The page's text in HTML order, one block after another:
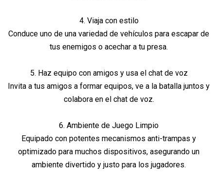
4. Viaja con estilo
Conduce uno de una variedad de vehículos para escapar de
tus enemigos o acechar a tu presa.
5. Haz equipo con amigos y usa el chat de voz
Invita a tus amigos a formar equipos, ve a la batalla juntos y
colabora en el chat de voz.
6. Ambiente de Juego Limpio
Equipado con potentes mecanismos anti-trampas y
optimizado para muchos dispositivos, asegurando un
ambiente divertido y justo para los jugadores.